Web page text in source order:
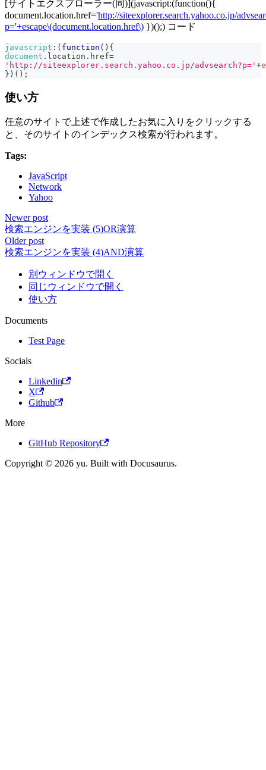
[サイトエクスプローラー(同)](javascript:(function(){
document.location.href='http://siteexplorer.search.yahoo.co.jp/
p='+escape\(document.location.href\) })();) コード
javascript : ( function ( ) {
document . location . href=
'http://siteexplorer.search.yahoo.co.jp/advsearch?p=' +
} ) ( ) ;
使い方
任意のサイトで上述で作成したお気に入りをクリックする
と、そのサイトのインデックス検索が行われます。
Tags:
JavaScript
Network
Yahoo
Newer post
検索エンジンを実装 (5)OR演算
Older post
検索エンジンを実装 (4)AND演算
別ウィンドウで開く
同じウィンドウで開く
使い方
Documents
Test Page
Socials
Linkedin
X
Github
More
GitHub Repository
Copyright © 2026 yu. Built with Docusaurus.